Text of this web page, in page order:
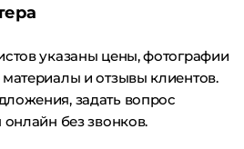
указаны цены, фотографии
и отзывы клиентов.
задать вопрос
онлайн без звонков.